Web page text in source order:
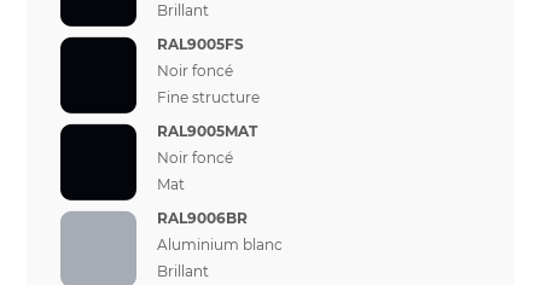
Brillant
RAL9005FS
Noir foncé
Fine structure
RAL9005MAT
Noir foncé
Mat
RAL9006BR
Aluminium blanc
Brillant